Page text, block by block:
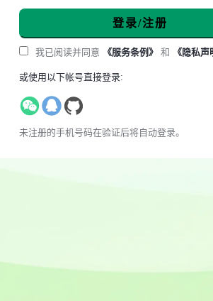
登录/注册
我已阅读并同意 《服务条例》 和 《隐私声
或使用以下帐号直接登录:
未注册的手机号码在验证后将自动登录。